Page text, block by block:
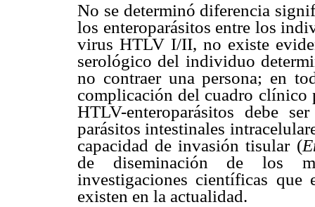
No se determinó diferencia
los enteroparásitos entre los
virus HTLV I/II, no existe
serológico del individuo
no contraer una persona; en
complicación del cuadro clínico
HTLV-enteroparásitos debe
parásitos intestinales
capacidad de invasión tisular (
de diseminación de los
investigaciones científicas que
existen en la actualidad.